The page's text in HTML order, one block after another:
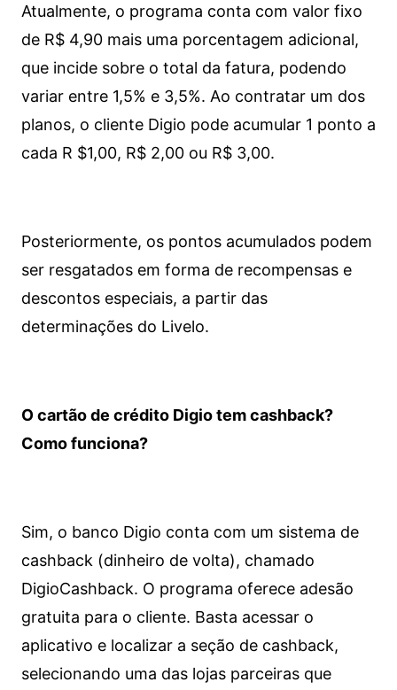
Atualmente, o programa conta com valor fixo
de R$ 4,90 mais uma porcentagem adicional,
que incide sobre o total da fatura, podendo
variar entre 1,5% e 3,5%. Ao contratar um dos
planos, o cliente Digio pode acumular 1 ponto a
cada R $1,00, R$ 2,00 ou R$ 3,00.
Posteriormente, os pontos acumulados podem
ser resgatados em forma de recompensas e
descontos especiais, a partir das
determinações do Livelo.
O cartão de crédito Digio tem cashback?
Como funciona?
Sim, o banco Digio conta com um sistema de
cashback (dinheiro de volta), chamado
DigioCashback. O programa oferece adesão
gratuita para o cliente. Basta acessar o
aplicativo e localizar a seção de cashback,
selecionando uma das lojas parceiras que